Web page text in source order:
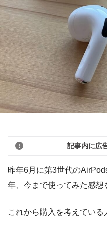
記事内に広
昨年6月に第3世代の
年、今まで使ってみた感想
これから購入を考えている